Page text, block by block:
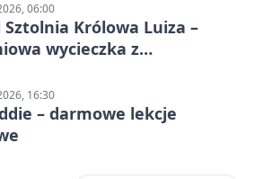
06:00
Sztolnia Królowa Luiza –
wycieczka z
16:30
– darmowe lekcje